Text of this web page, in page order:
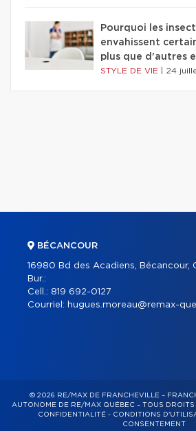
Pourquoi les
envahissent
plus que d'autres
STYLE DE VIE 24
BÉCANCOUR
16980 Bd des Acadiens, Bécancour,
Bur.:
Cell.: 819 692-0127
Courriel: hugues.moreau@remax-
© 2026 RE/MAX DE FRANCHEVILLE –
AUTONOME DE RE/MAX QUÉBEC – TOUS
CONFIDENTIALITÉ- CONDITIONS
CONSENTEMENT